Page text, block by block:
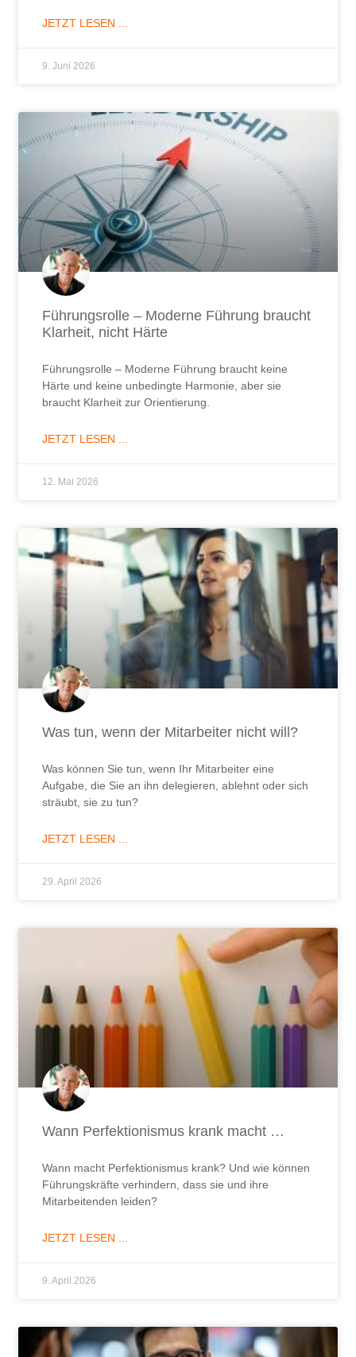
JETZT LESEN ...
9. Juni 2026
Führungsrolle – Moderne Führung braucht
Klarheit, nicht Härte
Führungsrolle – Moderne Führung braucht keine
Härte und keine unbedingte Harmonie, aber sie
braucht Klarheit zur Orientierung.
JETZT LESEN ...
12. Mai 2026
Was tun, wenn der Mitarbeiter nicht will?
Was können Sie tun, wenn Ihr Mitarbeiter eine
Aufgabe, die Sie an ihn delegieren, ablehnt oder sich
sträubt, sie zu tun?
JETZT LESEN ...
29. April 2026
Wann Perfektionismus krank macht …
Wann macht Perfektionismus krank? Und wie können
Führungskräfte verhindern, dass sie und ihre
Mitarbeitenden leiden?
JETZT LESEN ...
9. April 2026